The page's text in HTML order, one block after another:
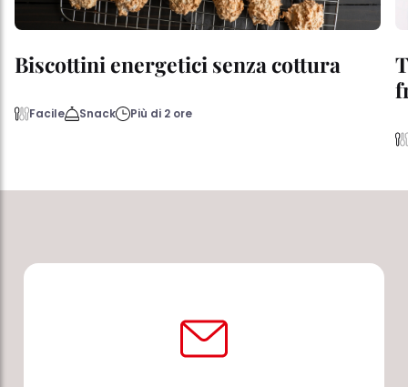
Biscottini energetici senza cottura
Facile Snack Più di 2 ore